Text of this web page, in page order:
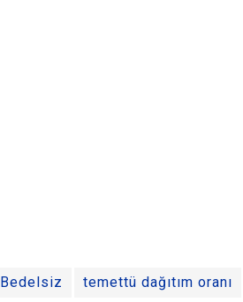
Bedelsiz temettü dağıtım oranı